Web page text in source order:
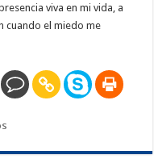
viva en mi vida, a
cuando el miedo me